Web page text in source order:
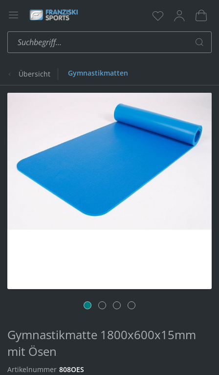
Übersicht Gymnastikmatten
Gymnastikmatte 1800x600x15mm
mit Ösen
Artikelnummer 808OES